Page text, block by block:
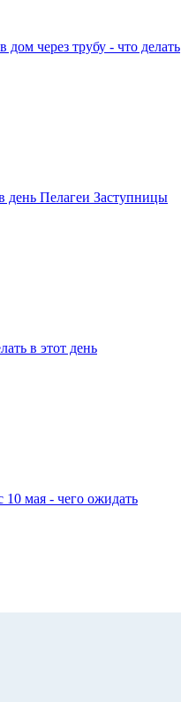
через трубу - что делать
день Пелагеи Заступницы
в этот день
мая - чего ожидать